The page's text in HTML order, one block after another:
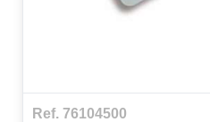
Ref. 76104500